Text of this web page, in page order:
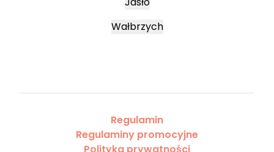
Wałbrzych
Regulamin
Regulaminy promocyjne